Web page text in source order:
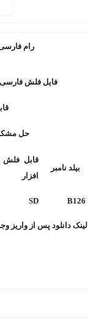
رام
فایل فلش فارسی Huawei G630-U00 با بیلد نامبر B126
حل
بیلد نامبر
قابل فلش
افزار
B126
SD
لینک دانلود پس از واریز